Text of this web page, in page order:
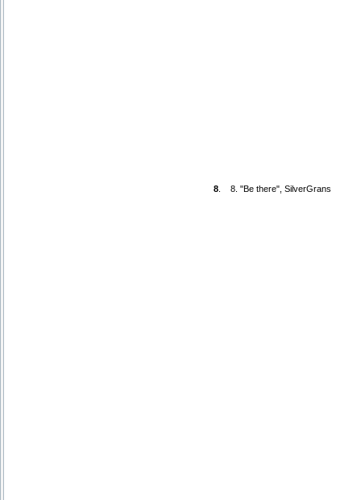
8 8. "Be there", SilverGrans